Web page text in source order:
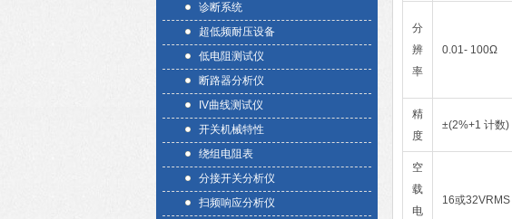
诊断系统
超低频耐压设备
低电阻测试仪
断路器分析仪
IV曲线测试仪
开关机械特性
绕组电阻表
分接开关分析仪
扫频响应分析仪
分
辨
率
0.01- 100Ω
精
度
±(2%+1 计数)
空
载
电
16或32VRMS